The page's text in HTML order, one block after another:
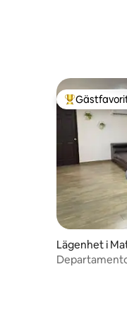
Populär
Lägenhet i